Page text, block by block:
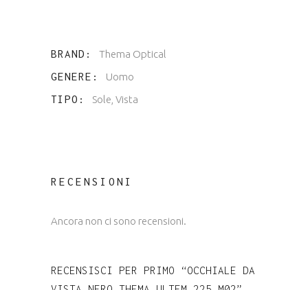
BRAND Thema Optical
GENERE Uomo
TIPO Sole, Vista
RECENSIONI
Ancora non ci sono recensioni.
RECENSISCI PER PRIMO “OCCHIALE DA